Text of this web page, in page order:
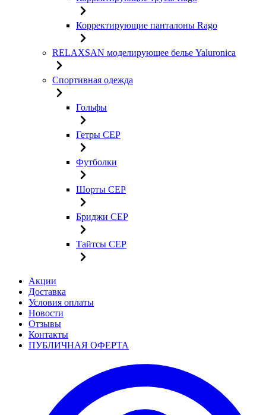
Корректирующие панталоны Rago
RELAXSAN моделирующее белье Yaluroniсa
Спортивная одежда
Гольфы
Гетры CEP
Футболки
Шорты CEP
Бриджи CEP
Тайтсы CEP
Акции
Доставка
Условия оплаты
Новости
Отзывы
Контакты
ПУБЛИЧНАЯ ОФЕРТА